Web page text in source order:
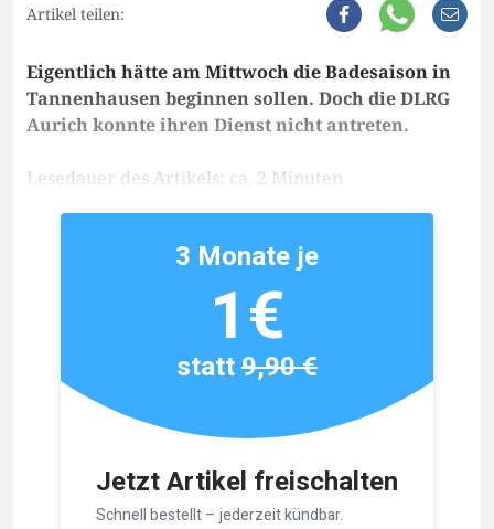
Artikel teilen:
Eigentlich hätte am Mittwoch die Badesaison in
Tannenhausen beginnen sollen. Doch die DLRG
Aurich konnte ihren Dienst nicht antreten.
Lesedauer des Artikels: ca. 2 Minuten
Jetzt Artikel freischalten
Schnell bestellt – jederzeit kündbar.
3 Monate je
1€
statt9,90 €